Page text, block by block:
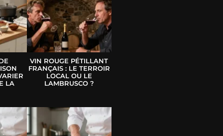
LA
VIN ROUGE PÉTILLANT
FRANÇAIS : LE TERROIR
LOCAL OU LE
LAMBRUSCO ?